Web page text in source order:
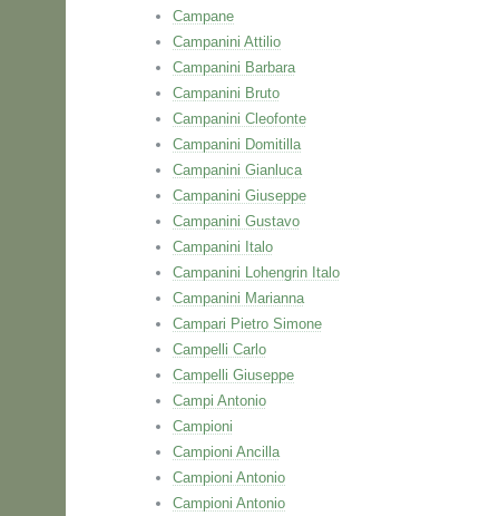
Campane
Campanini Attilio
Campanini Barbara
Campanini Bruto
Campanini Cleofonte
Campanini Domitilla
Campanini Gianluca
Campanini Giuseppe
Campanini Gustavo
Campanini Italo
Campanini Lohengrin Italo
Campanini Marianna
Campari Pietro Simone
Campelli Carlo
Campelli Giuseppe
Campi Antonio
Campioni
Campioni Ancilla
Campioni Antonio
Campioni Antonio